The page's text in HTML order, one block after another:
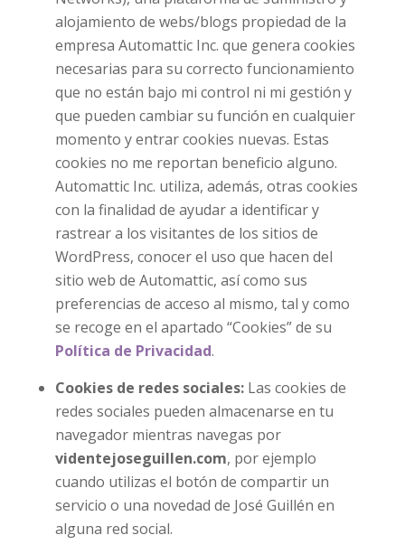
alojamiento de webs/blogs propiedad de la
empresa Automattic Inc. que genera cookies
necesarias para su correcto funcionamiento
que no están bajo mi control ni mi gestión y
que pueden cambiar su función en cualquier
momento y entrar cookies nuevas. Estas
cookies no me reportan beneficio alguno.
Automattic Inc. utiliza, además, otras cookies
con la finalidad de ayudar a identificar y
rastrear a los visitantes de los sitios de
WordPress, conocer el uso que hacen del
sitio web de Automattic, así como sus
preferencias de acceso al mismo, tal y como
se recoge en el apartado “Cookies” de su
Política de Privacidad.
Cookies de redes sociales:Las cookies de
redes sociales pueden almacenarse en tu
navegador mientras navegas por
videntejoseguillen.com, por ejemplo
cuando utilizas el botón de compartir un
servicio o una novedad de José Guillén en
alguna red social.